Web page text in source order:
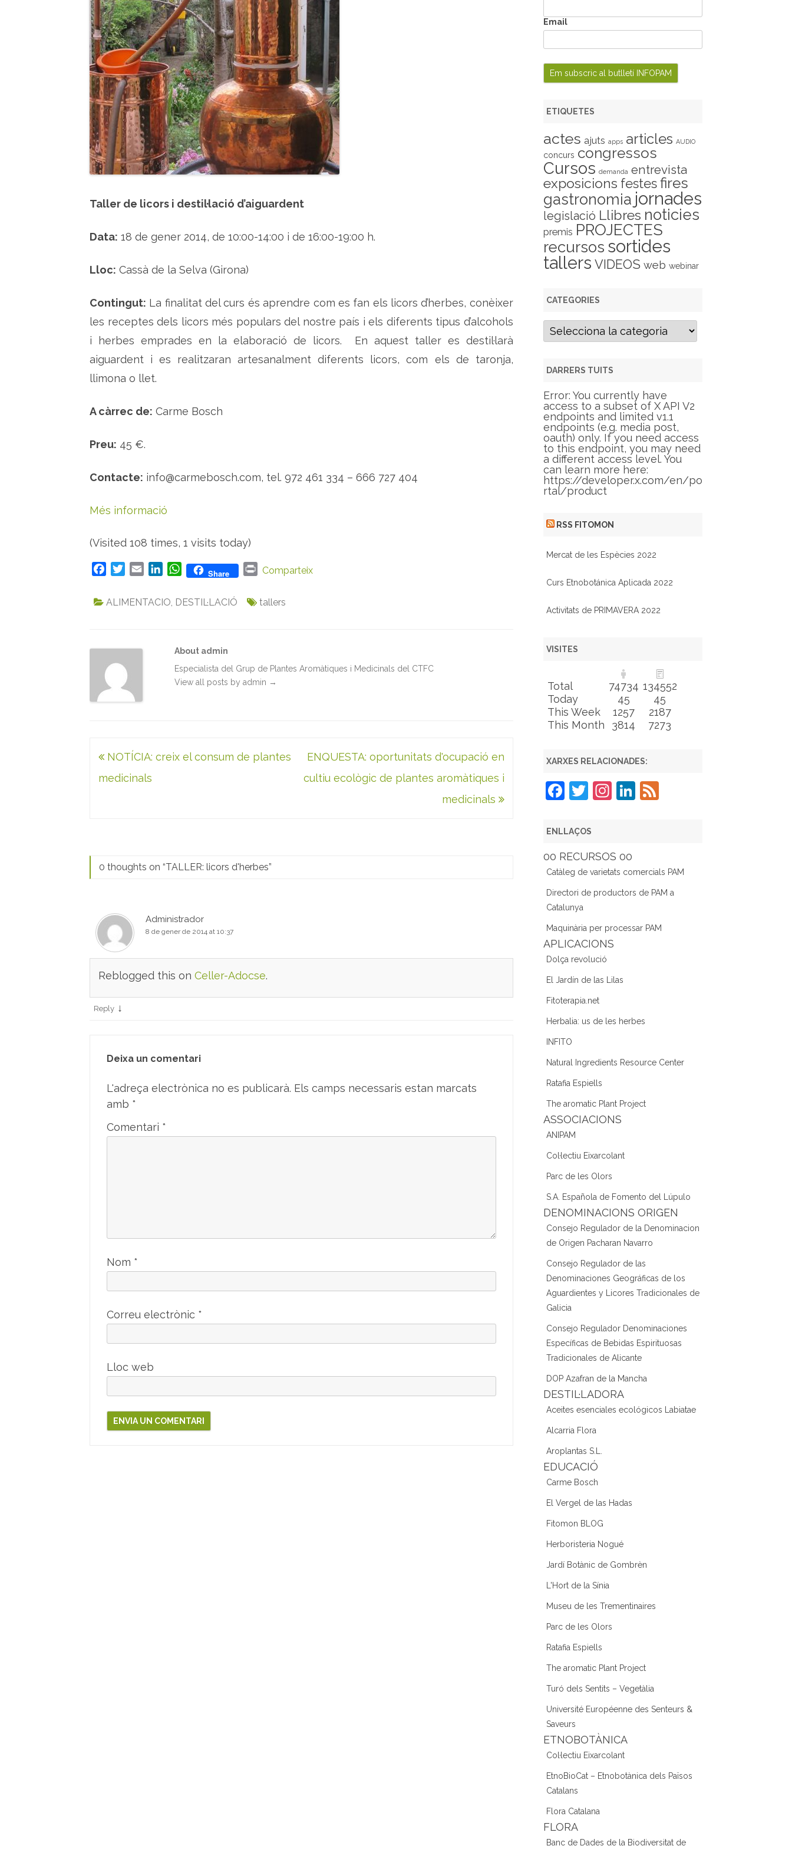
e
r
Taller de licors i destil·lació d’aiguardent
Data: 18 de gener 2014, de 10:00-14:00 i de 16:00-19:00 h.
Lloc: Cassà de la Selva (Girona)
Contingut: La finalitat del curs és aprendre com es fan els licors d’herbes, conèixer
les receptes dels licors més populars del nostre país i els diferents tipus d’alcohols
i herbes emprades en la elaboració de licors. En aquest taller es destil·larà
aiguardent i es realitzaran artesanalment diferents licors, com els de taronja,
llimona o llet.
A càrrec de: Carme Bosch
Preu: 45 €.
Contacte: info@carmebosch.com, tel. 972 461 334 – 666 727 404
Més informació
(Visited 108 times, 1 visits today)
c
k
a
n
W
a
p
p
Share
PComparteix
ALIMENTACIO, DESTIL·LACIÓ tallers
About admin
Especialista del Grup de Plantes Aromàtiques i Medicinals del CTFC
View all posts by admin →
Navegació
d'entrades
NOTÍCIA: creix el consum de plantes
medicinals
ENQUESTA: oportunitats d'ocupació en
cultiu ecològic de plantes aromàtiques i
medicinals
0 thoughts on “TALLER: licors d'herbes”
Administrador
8 de gener de 2014 at 10:37
Reblogged this on Celler-Adocse.
Reply ↓
Deixa un comentari
L'adreça electrònica no es publicarà. Els camps necessaris estan marcats
amb *
Comentari *
Nom *
Correu electrònic *
Lloc web
Email
ETIQUETES
actes ajuts apps articles AUDIO
concurs congressos
Cursos demanda entrevista
exposicions festes fires
gastronomia jornades
legislació Llibres noticies
premis PROJECTES
recursos sortides
tallers VIDEOS web webinar
CATEGORIES
C
g
r
i
e
s
DARRERS TUITS
Error: You currently have
access to a subset of X API V2
endpoints and limited v1.1
endpoints (e.g. media post,
oauth) only. If you need access
to this endpoint, you may need
a different access level. You
can learn more here:
https://developer.x.com/en/po
rtal/product
RSS FITOMON
Mercat de les Espècies 2022
Curs Etnobotánica Aplicada 2022
Activitats de PRIMAVERA 2022
VISITES
Total 74734 134552
Today
45
45
This Week
1257
2187
This Month
3814 7273
XARXES RELACIONADES:
F
c
e
b
o
o
k
T
itt
er
In
gr
a
m
Li
dI
n
F
ENLLAÇOS
00 RECURSOS 00
Catàleg de varietats comercials PAM
Directori de productors de PAM a
Catalunya
Maquinària per processar PAM
APLICACIONS
Dolça revolució
El Jardín de las Lilas
Fitoterapia.net
Herbalia: us de les herbes
INFITO
Natural Ingredients Resource Center
Ratafia Espiells
The aromatic Plant Project
ASSOCIACIONS
ANIPAM
Col·lectiu Eixarcolant
Parc de les Olors
S.A. Española de Fomento del Lúpulo
DENOMINACIONS ORIGEN
Consejo Regulador de la Denominacion
de Origen Pacharan Navarro
Consejo Regulador de las
Denominaciones Geográficas de los
Aguardientes y Licores Tradicionales de
Galicia
Consejo Regulador Denominaciones
Específicas de Bebidas Espirituosas
Tradicionales de Alicante
DOP Azafran de la Mancha
DESTIL·LADORA
Aceites esenciales ecológicos Labiatae
Alcarria Flora
Aroplantas S.L.
EDUCACIÓ
Carme Bosch
El Vergel de las Hadas
Fitomon BLOG
Herboristeria Nogué
Jardí Botànic de Gombrèn
L'Hort de la Sínia
Museu de les Trementinaires
Parc de les Olors
Ratafia Espiells
The aromatic Plant Project
Turó dels Sentits – Vegetàlia
Université Européenne des Senteurs &
Saveurs
ETNOBOTÀNICA
Col·lectiu Eixarcolant
EtnoBioCat – Etnobotànica dels Països
Catalans
Flora Catalana
FLORA
Banc de Dades de la Biodiversitat de